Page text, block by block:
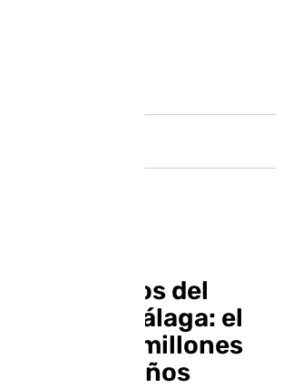
los números del
AP-7 en Málaga: el
384 millones
en 25 años